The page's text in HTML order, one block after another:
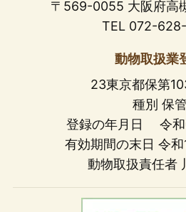
〒569-0055 大阪府高
TEL 072-
動物取扱業
23東京都保第
種別 保管
登録の年月日 令和
有効期間の末日 令和
動物取扱責任者